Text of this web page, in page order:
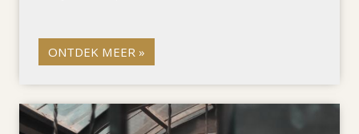
ONTDEK MEER »